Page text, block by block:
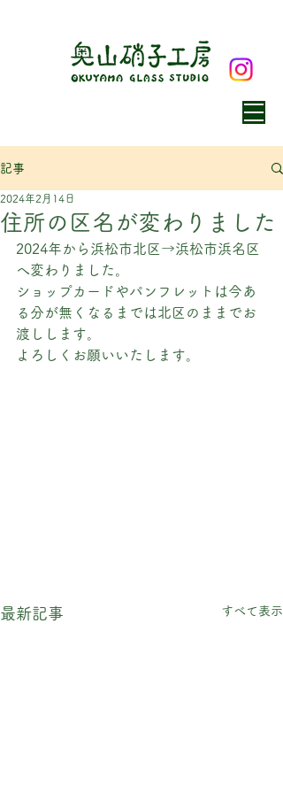
記事
住所の区名が変わりました
2024年2月14日
2024年から浜松市北区→浜松市浜名区
へ変わりました。
ショップカードやパンフレットは今あ
る分が無くなるまでは北区のままでお
渡しします。
よろしくお願いいたします。
最新記事 すべて表示